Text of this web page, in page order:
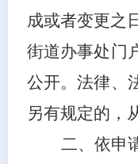
成或者变更之
街道办事处门
公开。法律、
另有规定的，
二、依申